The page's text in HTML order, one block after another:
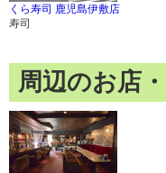
くら寿司 鹿児島伊敷店
寿司
周辺のお店